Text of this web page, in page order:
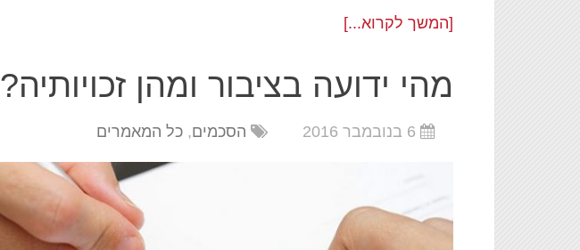
[המשך לקרוא...]
מהי ידועה בציבור ומהן זכויותיה?
6 בנובמבר 2016 הסכמים, כל המאמרים